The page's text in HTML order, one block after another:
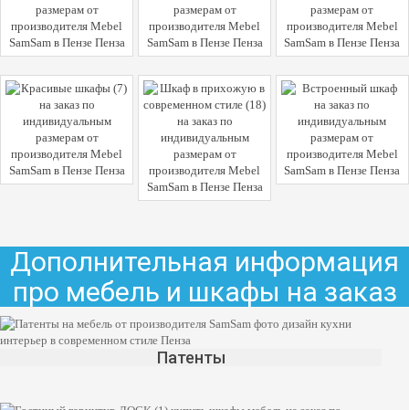
Дополнительная информация
про мебель и шкафы на заказ
Патенты